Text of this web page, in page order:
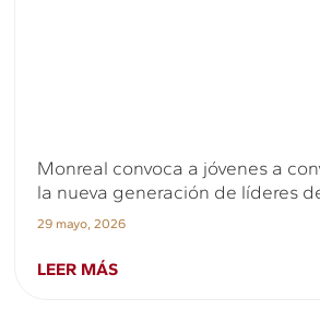
Monreal convoca a jóvenes a
la nueva generación de líderes
29 mayo, 2026
LEER MÁS